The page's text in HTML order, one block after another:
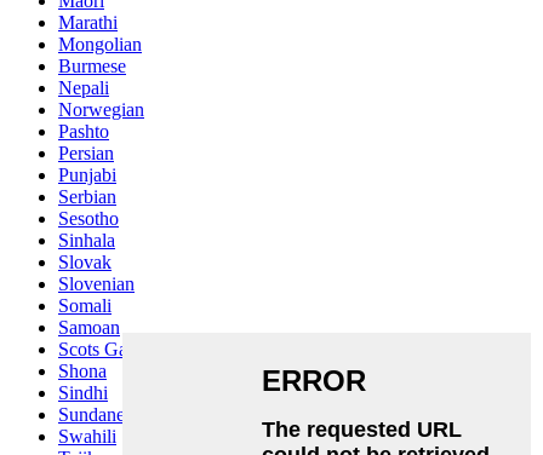
Marathi
Mongolian
Burmese
Nepali
Norwegian
Pashto
Persian
Punjabi
Serbian
Sesotho
Sinhala
Slovak
Slovenian
Somali
Samoan
Scots Gaelic
Shona
Sindhi
Sundanese
Swahili